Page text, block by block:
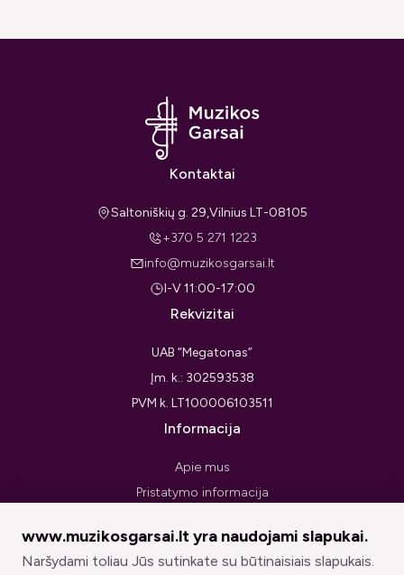
Kontaktai
Saltoniškių g. 29,Vilnius LT-08105
+370 5 271 1223
info@muzikosgarsai.lt
I-V 11:00-17:00
Rekvizitai
UAB “Megatonas”
Įm. k.: 302593538
PVM k. LT100006103511
Informacija
Apie mus
Pristatymo informacija
Pirkimo taisyklės ir sąlygos
Prekių grąžinimo forma
www.muzikosgarsai.lt yra naudojami slapukai.
Naršydami toliau Jūs sutinkate su būtinaisiais slapukais.